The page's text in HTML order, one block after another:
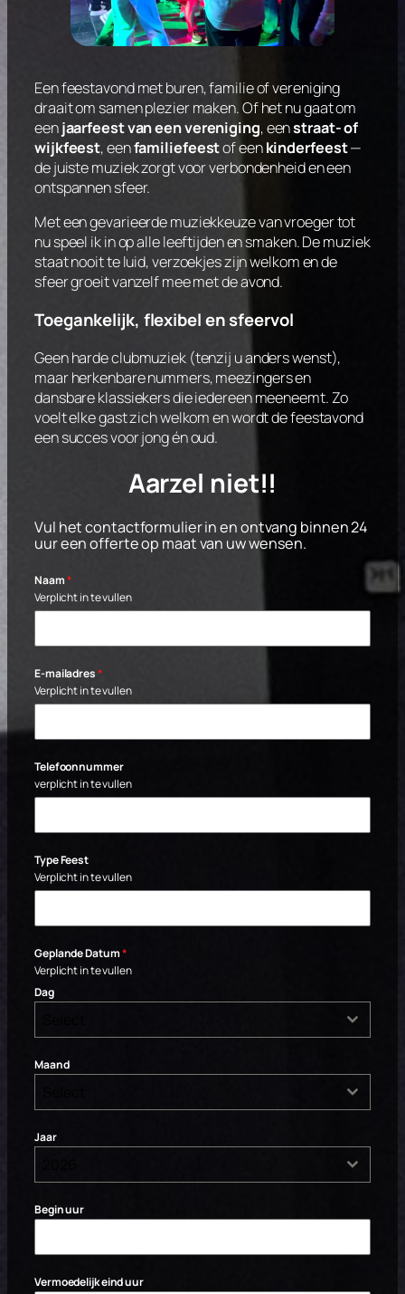
Een feestavond met buren, familie of vereniging
draait om samen plezier maken. Of het nu gaat om
eenjaarfeest van een vereniging, eenstraat- of
wijkfeest, eenfamiliefeestof eenkinderfeest—
de juiste muziek zorgt voor verbondenheid en een
ontspannen sfeer.
Met een gevarieerde muziekkeuze van vroeger tot
nu speel ik in op alle leeftijden en smaken. De muziek
staat nooit te luid, verzoekjes zijn welkom en de
sfeer groeit vanzelf mee met de avond.
Toegankelijk, flexibel en sfeervol
Geen harde clubmuziek (tenzij u anders wenst),
maar herkenbare nummers, meezingers en
dansbare klassiekers die iedereen meeneemt. Zo
voelt elke gast zich welkom en wordt de feestavond
een succes voor jong én oud.
Aarzel niet!!
Vul het contactformulier in en ontvang binnen 24
uur een offerte op maat van uw wensen.
Naam*
Verplicht in te vullen
E-mailadres*
Verplicht in te vullen
Telefoonnummer
verplicht in te vullen
Type Feest
Verplicht in te vullen
Geplande Datum*
Verplicht in te vullen
Dag
Maand
Jaar
Begin uur
Vermoedelijk eind uur